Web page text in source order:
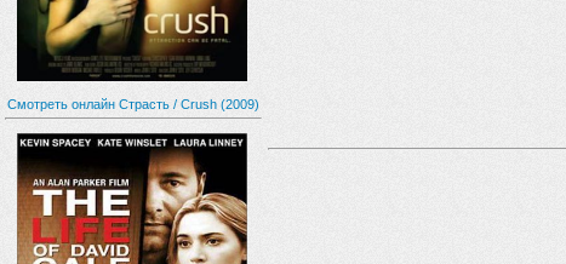
Смотреть онлайн Страсть / Crush (2009)